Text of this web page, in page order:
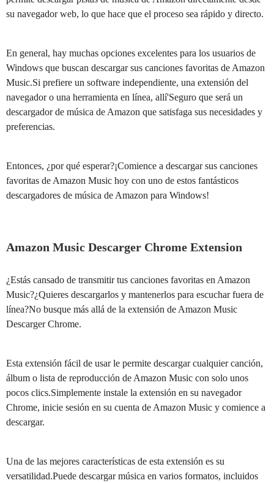
su navegador web, lo que hace que el proceso sea rápido y directo.
En general, hay muchas opciones excelentes para los usuarios de
Windows que buscan descargar sus canciones favoritas de Amazon
Music.Si prefiere un software independiente, una extensión del
navegador o una herramienta en línea, allí'Seguro que será un
descargador de música de Amazon que satisfaga sus necesidades y
preferencias.
Entonces, ¿por qué esperar?¡Comience a descargar sus canciones
favoritas de Amazon Music hoy con uno de estos fantásticos
descargadores de música de Amazon para Windows!
Amazon Music Descarger Chrome Extension
¿Estás cansado de transmitir tus canciones favoritas en Amazon
Music?¿Quieres descargarlos y mantenerlos para escuchar fuera de
línea?No busque más allá de la extensión de Amazon Music
Descarger Chrome.
Esta extensión fácil de usar le permite descargar cualquier canción,
álbum o lista de reproducción de Amazon Music con solo unos
pocos clics.Simplemente instale la extensión en su navegador
Chrome, inicie sesión en su cuenta de Amazon Music y comience a
descargar.
Una de las mejores características de esta extensión es su
versatilidad.Puede descargar música en varios formatos, incluidos